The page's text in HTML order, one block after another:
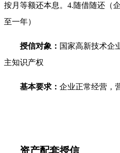
按月等额还本息。4.随借随还（
至一年）
授信对象： 国家高新技术企
主知识产权
基本要求： 企业正常经营，
资产配套授信